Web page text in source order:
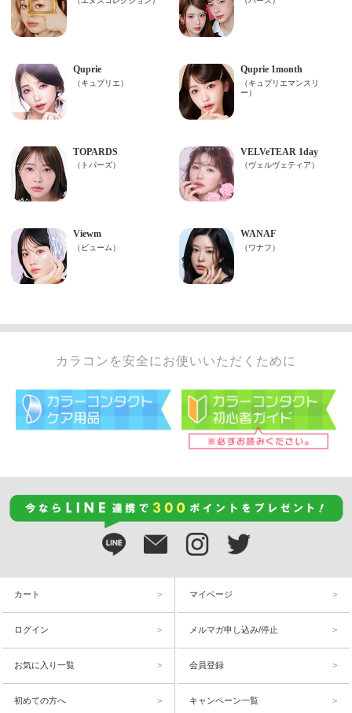
カラコンを安全にお使いいただくために
カート マイページ
ログイン メルマガ申し込み/停止
お気に入り一覧 会員登録
初めての方へ キャンペーン一覧